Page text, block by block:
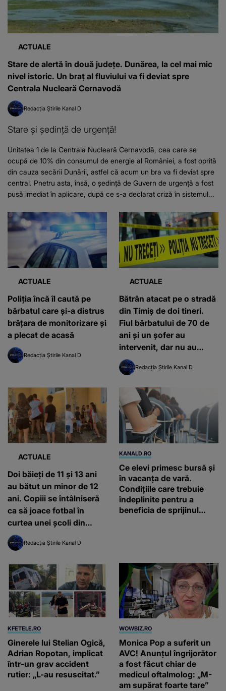
ACTUALE
Stare de alertă în două județe. Dunărea, la cel mai mic
nivel istoric. Un braț al fluviului va fi deviat spre
Centrala Nucleară Cernavodă
Redacția Știrile Kanal D
Stare și ședință de urgență!
Unitatea 1 de la Centrala Nucleară Cernavodă, cea care se
ocupă de 10% din consumul de energie al României, a fost oprită
din cauza secării Dunării, astfel că acum un bra va fi deviat spre
central. Pnetru asta, însă, o ședință de Guvern de urgență a fost
pusă imediat în aplicare, după ce s-a declarat criză în sistemul...
ACTUALE
Poliția încă îl caută pe
bărbatul care și-a distrus
brățara de monitorizare și
a plecat de acasă
Redacția Știrile Kanal D
ACTUALE
Bătrân atacat pe o stradă
din Timiș de doi tineri.
Fiul bărbatului de 70 de
ani și un șofer au
intervenit, dar nu au
scăpat nici ei de furia
agresorilor
Redacția Știrile Kanal D
ACTUALE
Doi băieți de 11 și 13 ani
au bătut un minor de 12
ani. Copiii se întâlniseră
ca să joace fotbal în
curtea unei școli din
Caraș-Severin
Redacția Știrile Kanal D
KANALD.RO
Ce elevi primesc bursă și
în vacanța de vară.
Condițiile care trebuie
îndeplinite pentru a
beneficia de sprijinul
KFETELE.RO
Ginerele lui Stelian Ogică,
Adrian Ropotan, implicat
într-un grav accident
rutier: „L-au resuscitat.”
WOWBIZ.RO
Monica Pop a suferit un
AVC! Anunțul îngrijorător
a fost făcut chiar de
medicul oftalmolog: „M-
am supărat foarte tare”